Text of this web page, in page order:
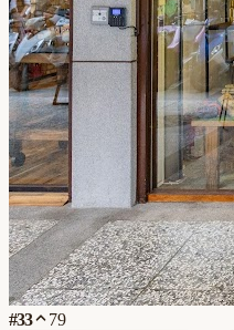
#33 79